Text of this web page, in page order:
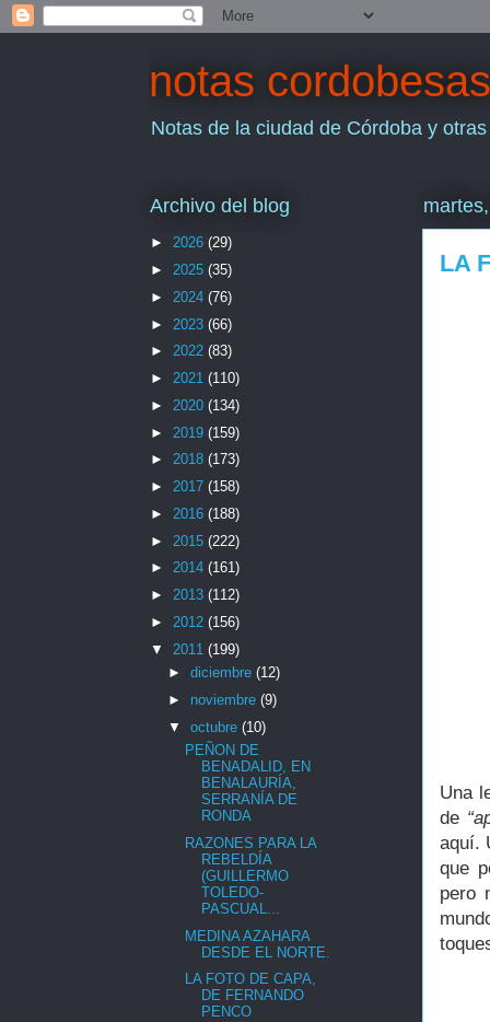
notas cordobesas
Notas de la ciudad de Córdoba y
LA
Una
de
aquí.
que
pero
Archivo del blog
► 2026 (29)
► 2025 (35)
► 2024 (76)
► 2023 (66)
► 2022 (83)
► 2021 (110)
► 2020 (134)
► 2019 (159)
► 2018 (173)
► 2017 (158)
► 2016 (188)
► 2015 (222)
► 2014 (161)
► 2013 (112)
► 2012 (156)
▼ 2011 (199)
► diciembre (12)
► noviembre (9)
▼ octubre (10)
PEÑON DE
BENADALID, EN
BENALAURÍA,
SERRANÍA DE
RONDA
RAZONES PARA LA
REBELDÍA
(GUILLERMO
TOLEDO-
PASCUAL...
MEDINA AZAHARA
DESDE EL NORTE.
LA FOTO DE CAPA,
DE FERNANDO
PENCO